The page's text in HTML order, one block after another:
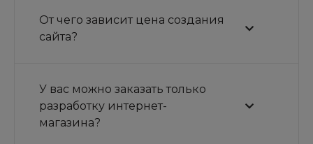
От чего зависит цена создания
сайта?
У вас можно заказать только
разработку интернет-
магазина?